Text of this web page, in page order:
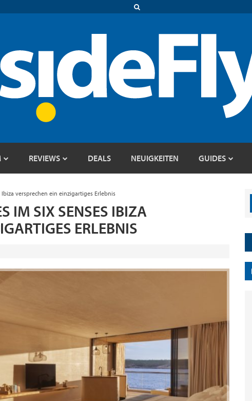
REVIEWS DEALS NEUIGKEITEN GUIDES
Ibiza versprechen ein einzigartiges Erlebnis
IM SIX SENSES IBIZA
ERLEBNIS